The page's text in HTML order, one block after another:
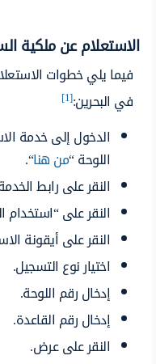
الاستعلام عن ملكية
فيما يلي خطوات
في البحرين:[1]
الدخول إلى خدمة
اللوحة “من هنا“.
النقر على رابط
النقر على “استخدام
النقر على أيقونة
اختيار نوع التسجيل.
إدخال رقم اللوحة.
إدخال رقم القاعدة.
النقر على عرض.